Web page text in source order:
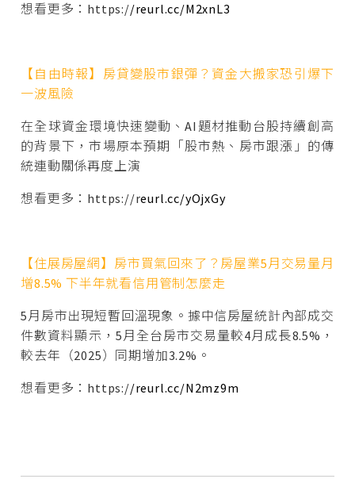
想看更多：https://reurl.cc/M2xnL3
【自由時報】房貸變股市銀彈？資金大搬家恐引爆下
一波風險
在全球資金環境快速變動、AI題材推動台股持續創高
的背景下，市場原本預期「股市熱、房市跟漲」的傳
統連動關係再度上演
想看更多：https://reurl.cc/yOjxGy
【住展房屋網】房市買氣回來了？房屋業5月交易量月
增8.5% 下半年就看信用管制怎麼走
5月房市出現短暫回溫現象。據中信房屋統計內部成交
件數資料顯示，5月全台房市交易量較4月成長8.5%，
較去年（2025）同期增加3.2%。
想看更多：https://reurl.cc/N2mz9m